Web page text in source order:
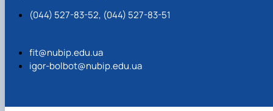
(044) 527-83-52, (044) 527-83-51
fit@nubip.edu.ua
igor-bolbot@nubip.edu.ua